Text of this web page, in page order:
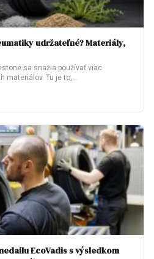
udržateľné? Materiály,
sa snažia používať viac
materiálov. Tu je to,…
EcoVadis s výsledkom